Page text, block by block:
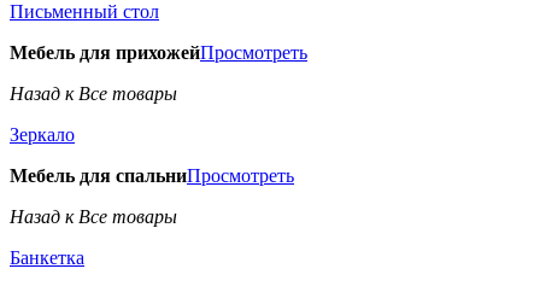
Письменный стол
Мебель для прихожейПросмотреть
Назад к Все товары
Зеркало
Мебель для спальниПросмотреть
Назад к Все товары
Банкетка